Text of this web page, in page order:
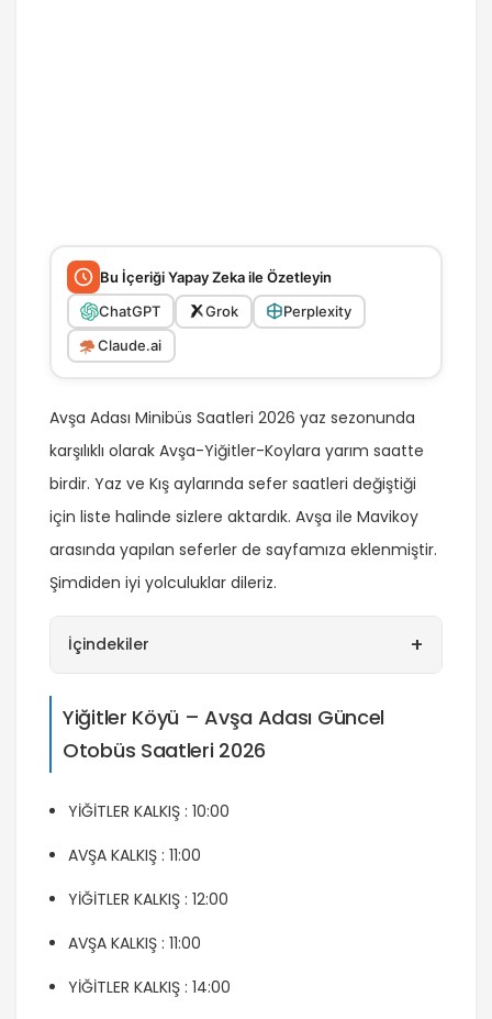
Bu İçeriği Yapay Zeka ile Özetleyin
ChatGPT
Grok
Perplexity
Claude.ai
Avşa Adası Minibüs Saatleri 2026 yaz sezonunda
karşılıklı olarak Avşa-Yiğitler-Koylara yarım saatte
birdir. Yaz ve Kış aylarında sefer saatleri değiştiği
için liste halinde sizlere aktardık. Avşa ile Mavikoy
arasında yapılan seferler de sayfamıza eklenmiştir.
Şimdiden iyi yolculuklar dileriz.
İçindekiler +
Yiğitler Köyü – Avşa Adası Güncel
Otobüs Saatleri 2026
YİĞİTLER KALKIŞ : 10:00
AVŞA KALKIŞ : 11:00
YİĞİTLER KALKIŞ : 12:00
AVŞA KALKIŞ : 11:00
YİĞİTLER KALKIŞ : 14:00